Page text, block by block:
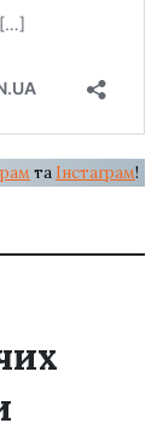
та Інстаграм!